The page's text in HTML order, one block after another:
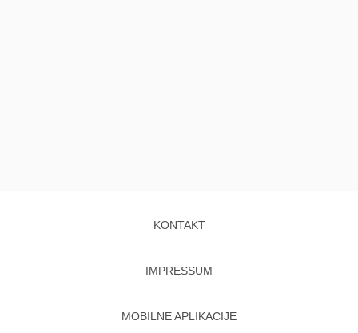
KONTAKT
IMPRESSUM
MOBILNE APLIKACIJE